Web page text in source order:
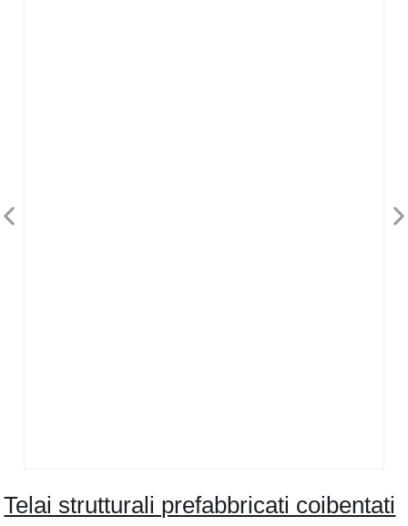
Telai strutturali prefabbricati coibentati